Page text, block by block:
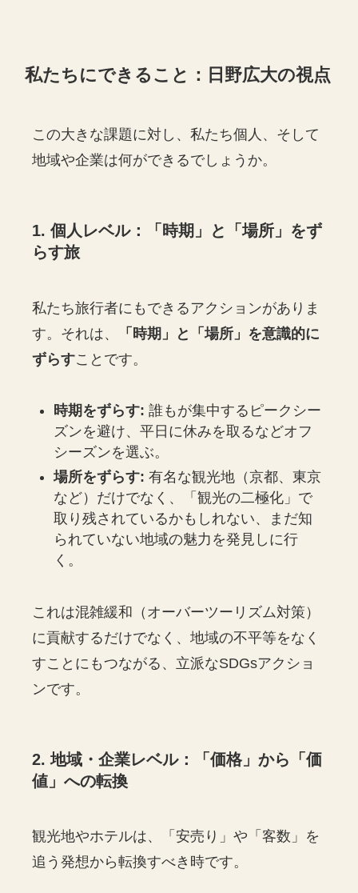
私たちにできること：日野広大の視点
この大きな課題に対し、私たち個人、そして
地域や企業は何ができるでしょうか。
1. 個人レベル：「時期」と「場所」をず
らす旅
私たち旅行者にもできるアクションがありま
す。それは、
「時期」と「場所」を意識的に
ずらすことです。
時期をずらす: 誰もが集中するピークシー
ズンを避け、平日に休みを取るなどオフ
シーズンを選ぶ。
場所をずらす: 有名な観光地（京都、東京
など）だけでなく、「観光の二極化」で
取り残されているかもしれない、まだ知
られていない地域の魅力を発見しに行
く。
これは混雑緩和（オーバーツーリズム対策）
に貢献するだけでなく、地域の不平等をなく
すことにもつながる、立派なSDGsアクショ
ンです。
2. 地域・企業レベル：「価格」から「価
値」への転換
観光地やホテルは、「安売り」や「客数」を
追う発想から転換すべき時です。